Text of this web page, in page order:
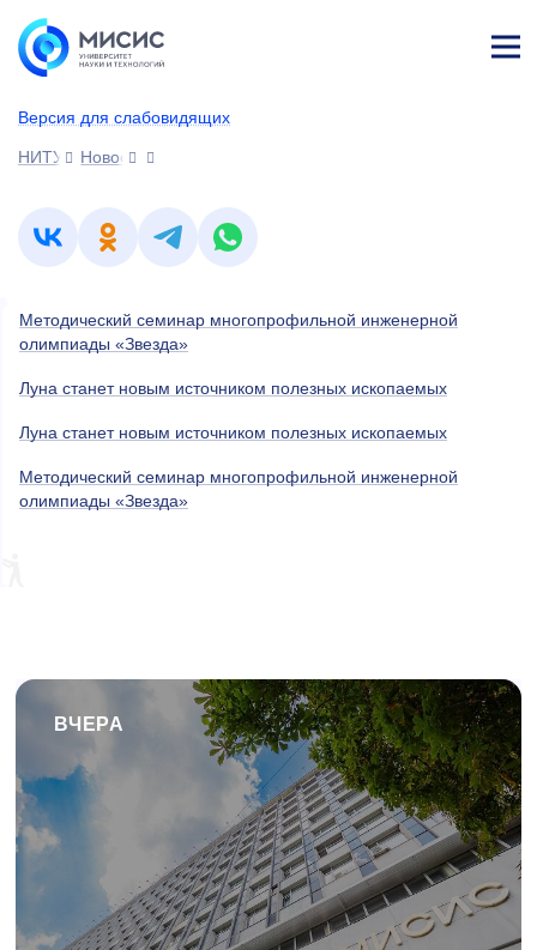
Версия для слабовидящих
НИТУ МИСИС
Новости
Методический семинар многопрофильной инженерной
олимпиады «Звезда»
Луна станет новым источником полезных ископаемых
Луна станет новым источником полезных ископаемых
Методический семинар многопрофильной инженерной
олимпиады «Звезда»
ВЧЕРА